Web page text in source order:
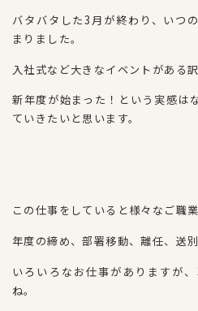
バタバタした3月が終わり、いつ
まりました。
入社式など大きなイベントがある
新年度が始まった！という実感は
ていきたいと思います。
この仕事をしていると様々なご職
年度の締め、部署移動、離任、送別
いろいろなお仕事がありますが
ね。